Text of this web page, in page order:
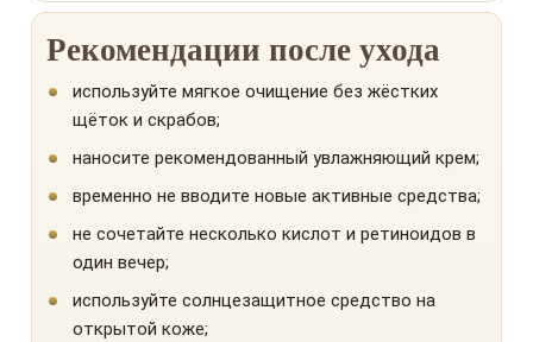
Рекомендации после ухода
используйте мягкое очищение без жёстких
щёток и скрабов;
наносите рекомендованный увлажняющий крем;
временно не вводите новые активные средства;
не сочетайте несколько кислот и ретиноидов в
один вечер;
используйте солнцезащитное средство на
открытой коже;